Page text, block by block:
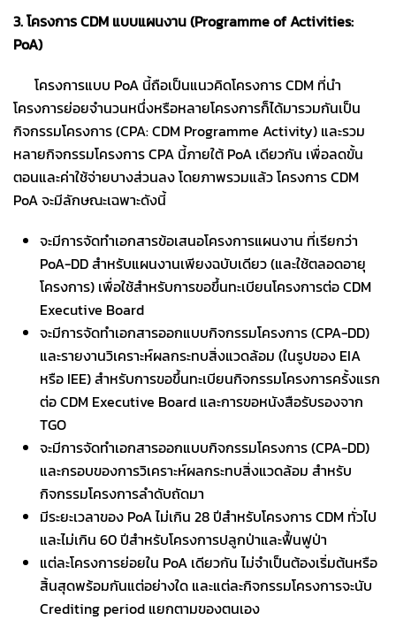
3. โครงการ CDM แบบแผนงาน (Programme of Activities:
PoA)
โครงการแบบ PoA นี้ถือเป็นแนวคิดโครงการ CDM ที่นำ
โครงการย่อยจำนวนหนึ่งหรือหลายโครงการก็ได้มารวมกันเป็น
กิจกรรมโครงการ (CPA: CDM Programme Activity) และรวม
หลายกิจกรรมโครงการ CPA นี้ภายใต้ PoA เดียวกัน เพื่อลดขั้น
ตอนและค่าใช้จ่ายบางส่วนลง โดยภาพรวมแล้ว โครงการ CDM
PoA จะมีลักษณะเฉพาะดังนี้
จะมีการจัดทำเอกสารข้อเสนอโครงการแผนงาน ที่เรียกว่า
PoA-DD สำหรับแผนงานเพียงฉบับเดียว (และใช้ตลอดอายุ
โครงการ) เพื่อใช้สำหรับการขอขึ้นทะเบียนโครงการต่อ CDM
Executive Board
จะมีการจัดทำเอกสารออกแบบกิจกรรมโครงการ (CPA-DD)
และรายงานวิเคราะห์ผลกระทบสิ่งแวดล้อม (ในรูปของ EIA
หรือ IEE) สำหรับการขอขึ้นทะเบียนกิจกรรมโครงการครั้งแรก
ต่อ CDM Executive Board และการขอหนังสือรับรองจาก
TGO
จะมีการจัดทำเอกสารออกแบบกิจกรรมโครงการ (CPA-DD)
และกรอบของการวิเคราะห์ผลกระทบสิ่งแวดล้อม สำหรับ
กิจกรรมโครงการลำดับถัดมา
มีระยะเวลาของ PoA ไม่เกิน 28 ปีสำหรับโครงการ CDM ทั่วไป
และไม่เกิน 60 ปีสำหรับโครงการปลูกป่าและฟื้นฟูป่า
แต่ละโครงการย่อยใน PoA เดียวกัน ไม่จำเป็นต้องเริ่มต้นหรือ
สิ้นสุดพร้อมกันแต่อย่างใด และแต่ละกิจกรรมโครงการจะนับ
Crediting period แยกตามของตนเอง